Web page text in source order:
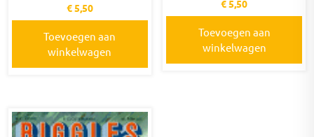
€5,50
Toevoegen aan
winkelwagen
€5,50
Toevoegen aan
winkelwagen